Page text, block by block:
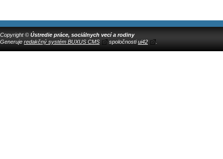
Copyright © Ústredie práce, sociálnych vecí a rodiny
Generuje redakčný systém BUXUS CMS spoločnostiui42